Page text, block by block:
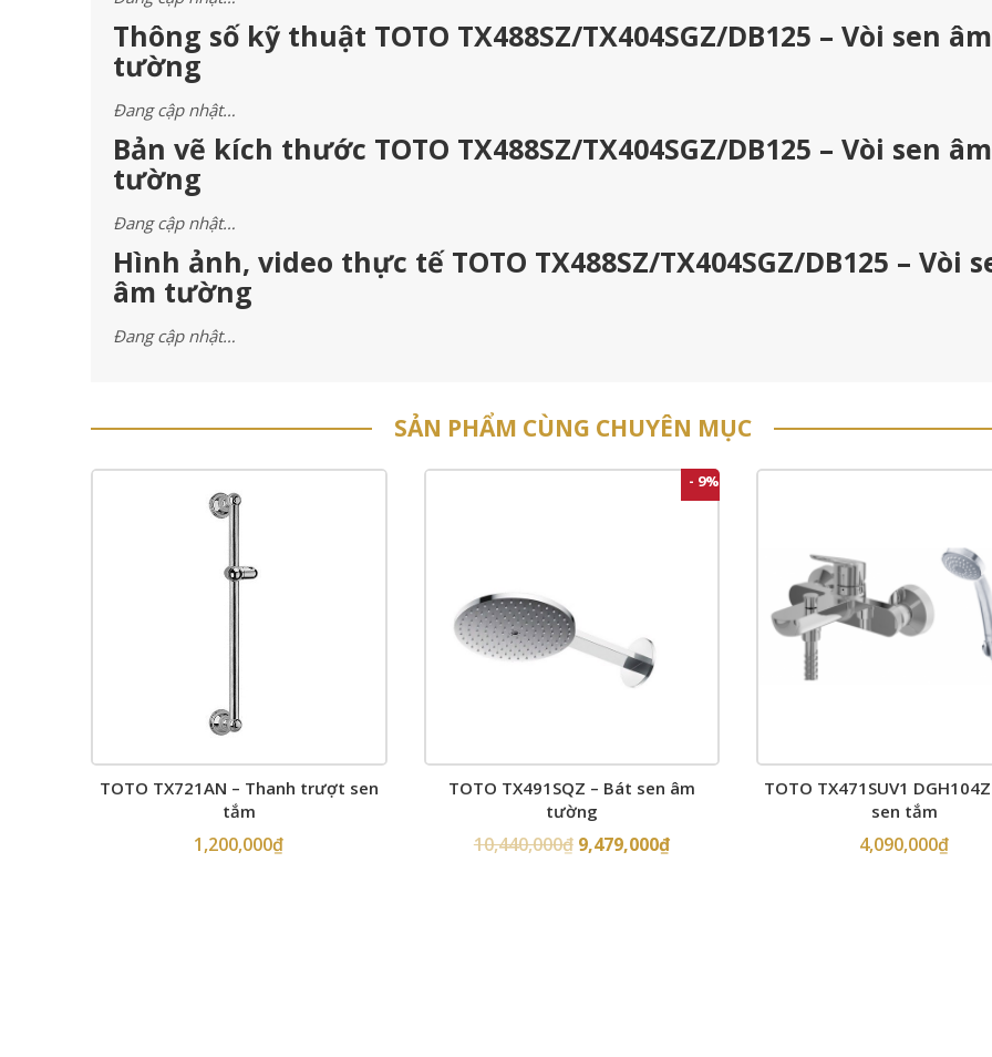
Thông số kỹ thuật TOTO TX488SZ/TX404SGZ/DB125 – Vòi sen âm
tường
Đang cập nhật…
Bản vẽ kích thước TOTO TX488SZ/TX404SGZ/DB125 – Vòi sen âm
tường
Đang cập nhật…
Hình ảnh, video thực tế TOTO TX488SZ/TX404SGZ/DB125 – Vòi
âm tường
Đang cập nhật…
SẢN PHẨM CÙNG CHUYÊN MỤC
TOTO TX721AN – Thanh trượt sen
tắm
1,200,000₫
- 9%
TOTO TX491SQZ – Bát sen âm
tường
10,440,000₫ 9,479,000₫
TOTO TX471SUV1
sen tắm
4,090,000₫